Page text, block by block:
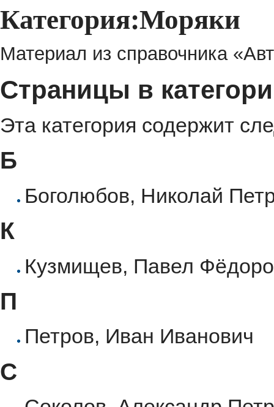
Категория:Моряки
Материал из справочника
Страницы в
Эта категория содержит
Б
Боголюбов, Николай
К
Кузмищев, Павел
П
Петров, Иван Иванович
С